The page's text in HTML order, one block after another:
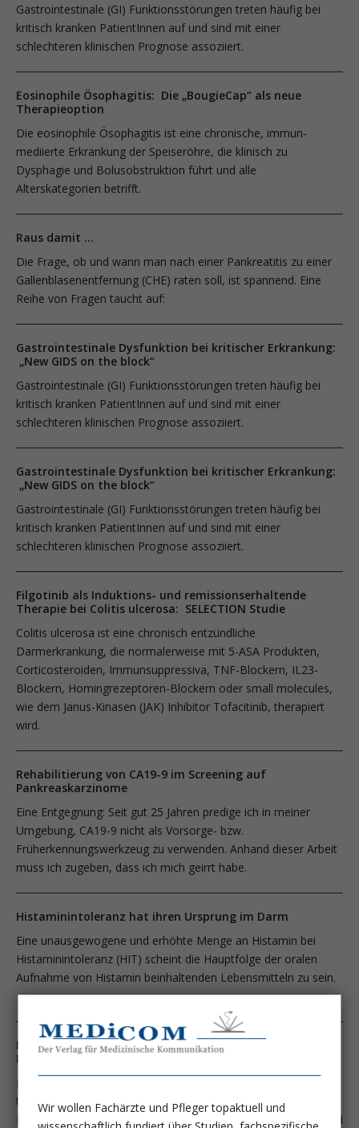
Gastrointestinale (GI) Funktionsstörungen treten häufig bei
kritisch kranken PatientInnen auf und sind mit einer
schlechteren klinischen Prognose assoziiert.
Eosinophile Ösophagitis: Die „BougieCap“ als neue
Therapieoption
Die eosinophile Ösophagitis ist eine chronische, immun-
mediierte Erkrankung der Speiseröhre, die klinisch zu
Dysphagie und Bolusobstruktion führt und alle
Alterskategorien betrifft.
Raus damit ...
Die Frage, ob und wann man nach einer Pankreatitis zu einer
Gallenblasenentfernung (CHE) raten soll, ist spannend. Eine
Reihe von Fragen taucht auf:
Gastrointestinale Dysfunktion bei kritischer Erkrankung:
„New GIDS on the block“
Gastrointestinale (GI) Funktionsstörungen treten häufig bei
kritisch kranken PatientInnen auf und sind mit einer
schlechteren klinischen Prognose assoziiert.
Gastrointestinale Dysfunktion bei kritischer Erkrankung:
„New GIDS on the block“
Gastrointestinale (GI) Funktionsstörungen treten häufig bei
kritisch kranken PatientInnen auf und sind mit einer
schlechteren klinischen Prognose assoziiert.
Filgotinib als Induktions- und remissionserhaltende
Therapie bei Colitis ulcerosa: SELECTION Studie
Colitis ulcerosa ist eine chronisch entzündliche
Darmerkrankung, die normalerweise mit 5-ASA Produkten,
Corticosteroiden, Immunsuppressiva, TNF-Blockern, IL23-
Blockern, Homingrezeptoren-Blockern oder small molecules,
wie dem Janus-Kinasen (JAK) Inhibitor Tofacitinib, therapiert
wird.
Rehabilitierung von CA19-9 im Screening auf
Pankreaskarzinome
Eine Entgegnung: Seit gut 25 Jahren predige ich in meiner
Umgebung, CA19-9 nicht als Vorsorge- bzw.
Früherkennungswerkzeug zu verwenden. Anhand dieser Arbeit
muss ich zugeben, dass ich mich geirrt habe.
Histaminintoleranz hat ihren Ursprung im Darm
Eine unausgewogene und erhöhte Menge an Histamin bei
Histaminintoleranz (HIT) scheint die Hauptfolge der oralen
Aufnahme von Histamin beinhaltenden Lebensmitteln zu sein.
Bereich Endoskopie der Klinik für Gastroenterologie und
Hepatologie am UniversitätsSpital Zürich
Die Klinik für Gastroenterologie und Hepatologie am
UniversitätsSpital Zürich (USZ) (Klinikdirektion Prof. Dr. med.
Dr. phil. Gerhard Rogler) wird an zwei Standorten betrieben und
Wir wollen Fachärzte und Pfleger topaktuell und